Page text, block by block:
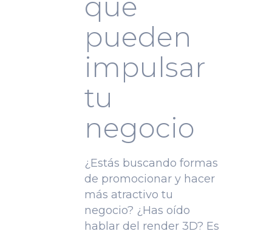
pueden
impulsar
tu
negocio
¿Estás buscando formas
de promocionar y hacer
más atractivo tu
negocio? ¿Has oído
hablar del render 3D? Es